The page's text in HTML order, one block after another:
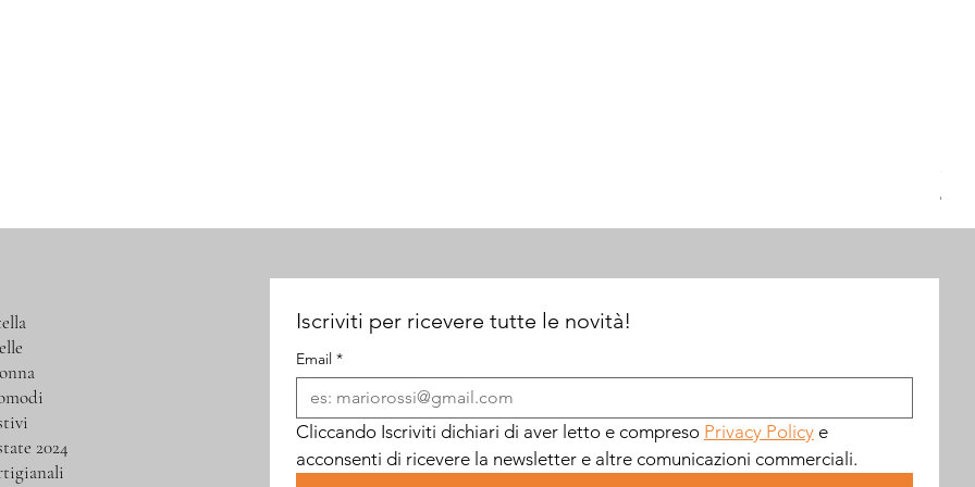
3269
Iscriviti per ricevere tutte le novità!
Email *
Cliccando Iscriviti dichiari di aver letto e compreso Privacy Policy e
acconsenti di ricevere la newsletter e altre comunicazioni commerciali.
2024